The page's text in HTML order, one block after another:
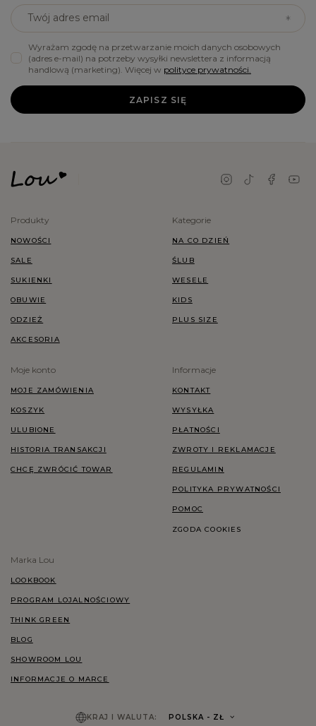
Twój adres email
Wyrażam zgodę na przetwarzanie moich danych osobowych
(adres e-mail) na potrzeby wysyłki newslettera z informacją
handlową (marketing). Więcej w polityce prywatności.
ZAPISZ SIĘ
Produkty
NOWOŚCI
SALE
SUKIENKI
OBUWIE
ODZIEŻ
AKCESORIA
Kategorie
NA CO DZIEŃ
ŚLUB
WESELE
KIDS
PLUS SIZE
Moje konto
MOJE ZAMÓWIENIA
KOSZYK
ULUBIONE
HISTORIA TRANSAKCJI
CHCĘ ZWRÓCIĆ TOWAR
Informacje
KONTAKT
WYSYŁKA
PŁATNOŚCI
ZWROTY I REKLAMACJE
REGULAMIN
POLITYKA PRYWATNOŚCI
POMOC
ZGODA COOKIES
Marka Lou
LOOKBOOK
PROGRAM LOJALNOŚCIOWY
THINK GREEN
BLOG
SHOWROOM LOU
INFORMACJE O MARCE
KRAJ I WALUTA: POLSKA - ZŁ